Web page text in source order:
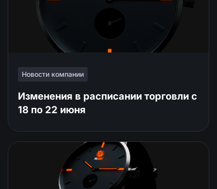
Новости компании
Изменения в расписании торговли c
18 по 22 июня